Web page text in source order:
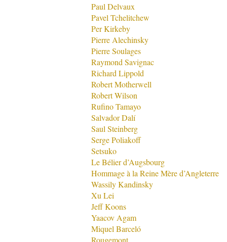
Paul Delvaux
Pavel Tchelitchew
Per Kirkeby
Pierre Alechinsky
Pierre Soulages
Raymond Savignac
Richard Lippold
Robert Motherwell
Robert Wilson
Rufino Tamayo
Salvador Dalí
Saul Steinberg
Serge Poliakoff
Setsuko
Le Bélier d’Augsbourg
Hommage à la Reine Mère d’Angleterre
Wassily Kandinsky
Xu Lei
Jeff Koons
Yaacov Agam
Miquel Barceló
Rougemont